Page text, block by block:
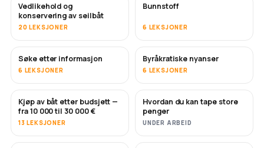
Vedlikehold og
konservering av seilbåt
20 LEKSJONER
SNART
Bunnstoff
6 LEKSJONER
Søke etter informasjon
6 LEKSJONER
Byråkratiske nyanser
6 LEKSJONER
SNART
Kjøp av båt etter budsjett —
fra 10 000 til 30 000 €
13 LEKSJONER
SNART
Hvordan du kan tape store
penger
UNDER ARBEID